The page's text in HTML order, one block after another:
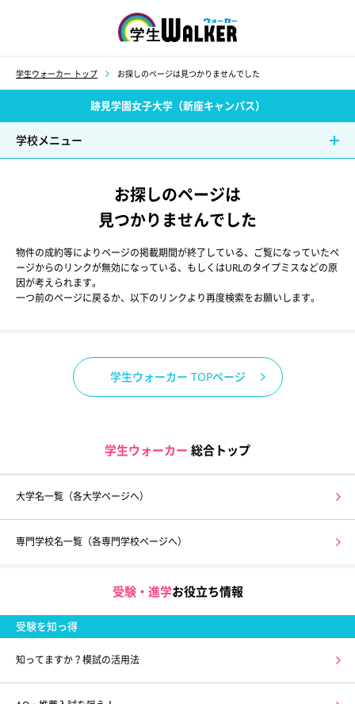
学生ウォーカー トップ お探しのページは見つかりませんでした
跡見学園女子大学（新座キャンパス）
学校メニュー
お探しのページは
見つかりませんでした
物件の成約等によりページの掲載期間が終了している、ご覧になっていたペ
ージからのリンクが無効になっている、もしくはURLのタイプミスなどの原
因が考えられます。
一つ前のページに戻るか、以下のリンクより再度検索をお願いします。
学生ウォーカー TOPページ
学生ウォーカー 総合トップ
大学名一覧（各大学ページへ）
専門学校名一覧（各専門学校ページへ）
受験・進学お役立ち情報
受験を知っ得
知ってますか？模試の活用法